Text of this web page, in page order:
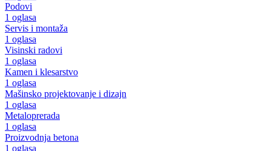
Podovi
1 oglasa
Servis i montaža
1 oglasa
Visinski radovi
1 oglasa
Kamen i klesarstvo
1 oglasa
Mašinsko projektovanje i dizajn
1 oglasa
Metaloprerada
1 oglasa
Proizvodnja betona
1 oglasa